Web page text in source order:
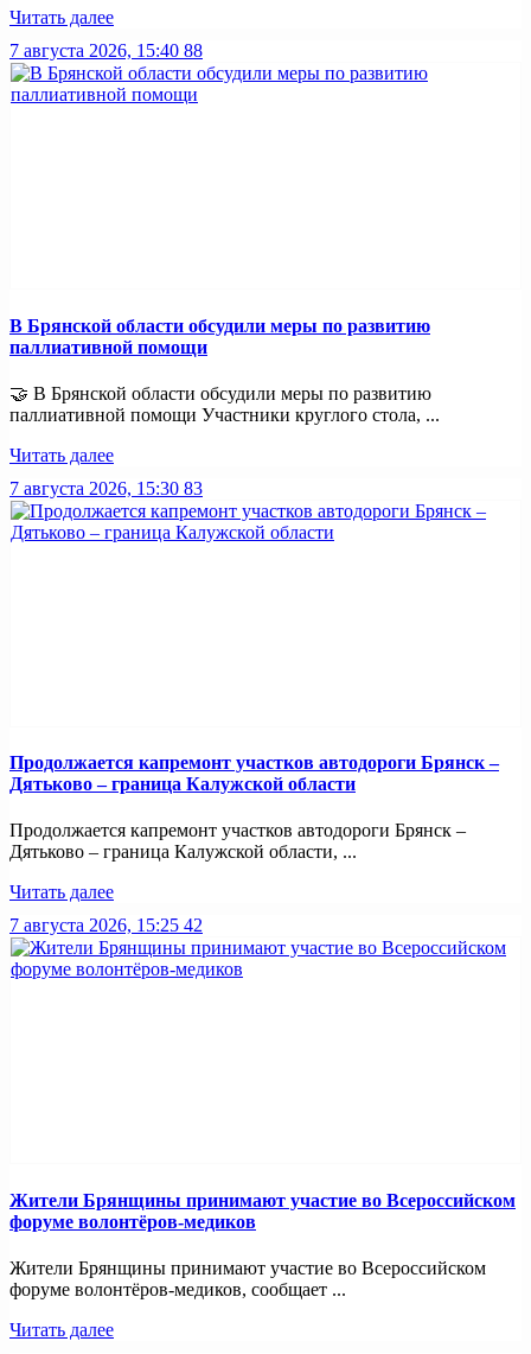
Читать далее
7 августа 2026, 15:40 88
В Брянской области обсудили меры по развитию
паллиативной помощи
🤝 В Брянской области обсудили меры по развитию
паллиативной помощи Участники круглого стола, ...
Читать далее
7 августа 2026, 15:30 83
Продолжается капремонт участков автодороги Брянск –
Дятьково – граница Калужской области
Продолжается капремонт участков автодороги Брянск –
Дятьково – граница Калужской области, ...
Читать далее
7 августа 2026, 15:25 42
Жители Брянщины принимают участие во Всероссийском
форуме волонтёров-медиков
Жители Брянщины принимают участие во Всероссийском
форуме волонтёров-медиков, сообщает ...
Читать далее